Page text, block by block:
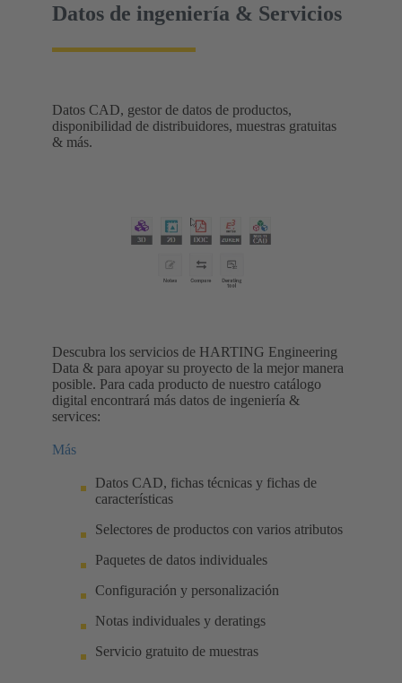
Datos de ingeniería & Servicios
Datos CAD, gestor de datos de productos,
disponibilidad de distribuidores, muestras gratuitas
& más.
Descubra los servicios de HARTING Engineering
Data & para apoyar su proyecto de la mejor manera
posible. Para cada producto de nuestro catálogo
digital encontrará más datos de ingeniería &
services:
Más
Datos CAD, fichas técnicas y fichas de
características
Selectores de productos con varios atributos
Paquetes de datos individuales
Configuración y personalización
Notas individuales y deratings
Servicio gratuito de muestras